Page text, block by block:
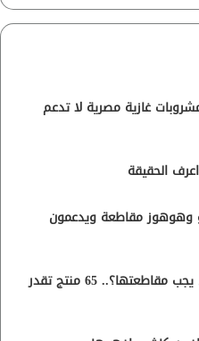
غازية مصرية لا تدعم
الحقيقة
وهوهوز مقاطعة ويدعمون
ما هي المنتجات الإسرائيلية التي يجب مقاطعتها؟.. 65 منتج تقدر